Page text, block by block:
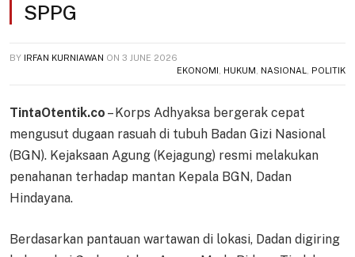
SPPG
BY IRFAN KURNIAWAN ON 3 JUNE 2026
EKONOMI
HUKUM NASIONAL POLITIK
TintaOtentik.co – Korps Adhyaksa bergerak cepat
mengusut dugaan rasuah di tubuh Badan Gizi Nasional
(BGN). Kejaksaan Agung (Kejagung) resmi melakukan
penahanan terhadap mantan Kepala BGN, Dadan
Hindayana.
Berdasarkan pantauan wartawan di lokasi, Dadan digiring